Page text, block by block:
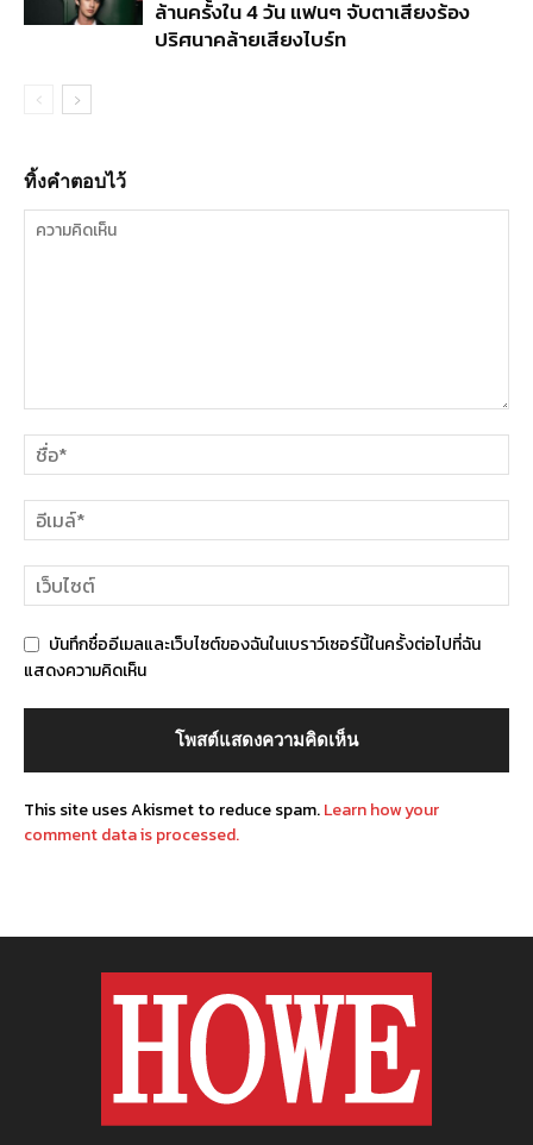
ล้านครั้งใน 4 วัน แฟนๆ จับตาเสียงร้อง
ปริศนาคล้ายเสียงไบร์ท
ทิ้งคำตอบไว้
บันทึกชื่ออีเมลและเว็บไซต์ของฉันในเบราว์เซอร์นี้ในครั้งต่อไปที่ฉัน
แสดงความคิดเห็น
This site uses Akismet to reduce spam.Learn how your
comment data is processed.